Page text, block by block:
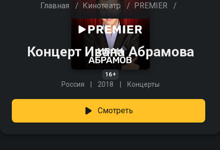
Главная / Кинотеатр / PREMIER /
Концерт Ивана Абрамова
16+
Россия 2018 Концерты
Смотреть